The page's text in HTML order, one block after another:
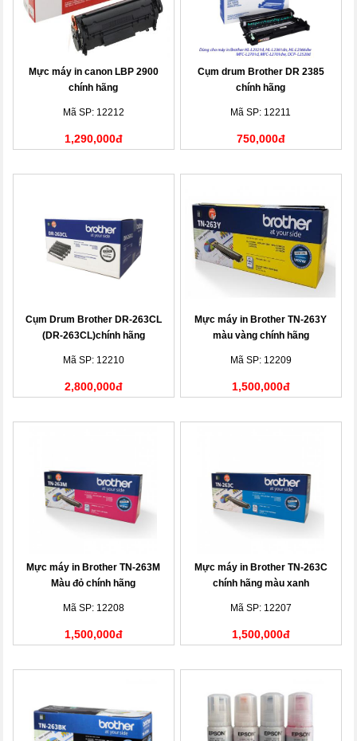
Mực máy in canon LBP 2900
chính hãng
Mã SP: 12212
1,290,000đ
Cụm drum Brother DR 2385
chính hãng
Mã SP: 12211
750,000đ
Cụm Drum Brother DR-263CL
(DR-263CL)chính hãng
Mã SP: 12210
2,800,000đ
Mực máy in Brother TN-263Y
màu vàng chính hãng
Mã SP: 12209
1,500,000đ
Mực máy in Brother TN-263M
Màu đỏ chính hãng
Mã SP: 12208
1,500,000đ
Mực máy in Brother TN-263C
chính hãng màu xanh
Mã SP: 12207
1,500,000đ